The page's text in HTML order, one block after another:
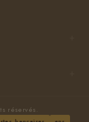
réservés.